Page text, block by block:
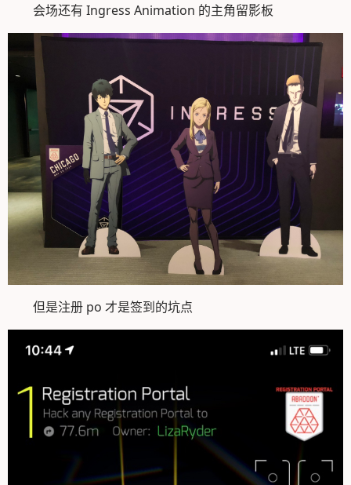
会场还有 Ingress Animation 的主角留影板
但是注册 po 才是签到的坑点